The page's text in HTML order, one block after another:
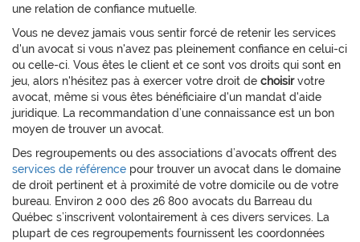
une relation de confiance mutuelle.
Vous ne devez jamais vous sentir forcé de retenir les services
d'un avocat si vous n'avez pas pleinement confiance en celui-ci
ou celle-ci. Vous êtes le client et ce sont vos droits qui sont en
jeu, alors n'hésitez pas à exercer votre droit de choisirvotre
avocat, même si vous êtes bénéficiaire d'un mandat d'aide
juridique. La recommandation d’une connaissance est un bon
moyen de trouver un avocat.
Des regroupements ou des associations d’avocats offrent des
services de référence pour trouver un avocat dans le domaine
de droit pertinent et à proximité de votre domicile ou de votre
bureau. Environ 2 000 des 26 800 avocats du Barreau du
Québec s’inscrivent volontairement à ces divers services. La
plupart de ces regroupements fournissent les coordonnées